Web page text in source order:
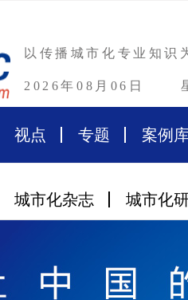
以传播城市化专业知识
2026年08月06日
视点 专题 案例
城市化杂志 城市化